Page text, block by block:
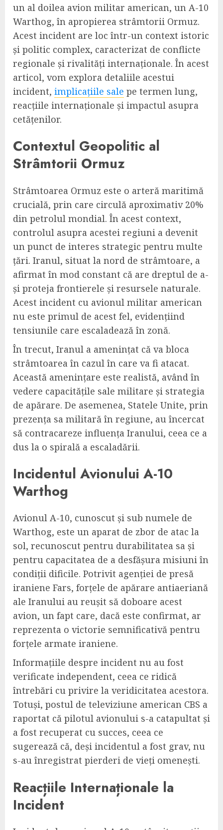
un al doilea avion militar american, un A-10
Warthog, în apropierea strâmtorii Ormuz.
Acest incident are loc într-un context istoric
și politic complex, caracterizat de conflicte
regionale și rivalități internaționale. În acest
articol, vom explora detaliile acestui
incident, implicațiile sale pe termen lung,
reacțiile internaționale și impactul asupra
cetățenilor.
Contextul Geopolitic al
Strâmtorii Ormuz
Strâmtoarea Ormuz este o arteră maritimă
crucială, prin care circulă aproximativ 20%
din petrolul mondial. În acest context,
controlul asupra acestei regiuni a devenit
un punct de interes strategic pentru multe
țări. Iranul, situat la nord de strâmtoare, a
afirmat în mod constant că are dreptul de a-
și proteja frontierele și resursele naturale.
Acest incident cu avionul militar american
nu este primul de acest fel, evidențiind
tensiunile care escaladează în zonă.
În trecut, Iranul a amenințat că va bloca
strâmtoarea în cazul în care va fi atacat.
Această amenințare este realistă, având în
vedere capacitățile sale militare și strategia
de apărare. De asemenea, Statele Unite, prin
prezența sa militară în regiune, au încercat
să contracareze influența Iranului, ceea ce a
dus la o spirală a escaladării.
Incidentul Avionului A-10
Warthog
Avionul A-10, cunoscut și sub numele de
Warthog, este un aparat de zbor de atac la
sol, recunoscut pentru durabilitatea sa și
pentru capacitatea de a desfășura misiuni în
condiții dificile. Potrivit agenției de presă
iraniene Fars, forțele de apărare antiaeriană
ale Iranului au reușit să doboare acest
avion, un fapt care, dacă este confirmat, ar
reprezenta o victorie semnificativă pentru
forțele armate iraniene.
Informațiile despre incident nu au fost
verificate independent, ceea ce ridică
întrebări cu privire la veridicitatea acestora.
Totuși, postul de televiziune american CBS a
raportat că pilotul avionului s-a catapultat și
a fost recuperat cu succes, ceea ce
sugerează că, deși incidentul a fost grav, nu
s-au înregistrat pierderi de vieți omenești.
Reacțiile Internaționale la
Incident